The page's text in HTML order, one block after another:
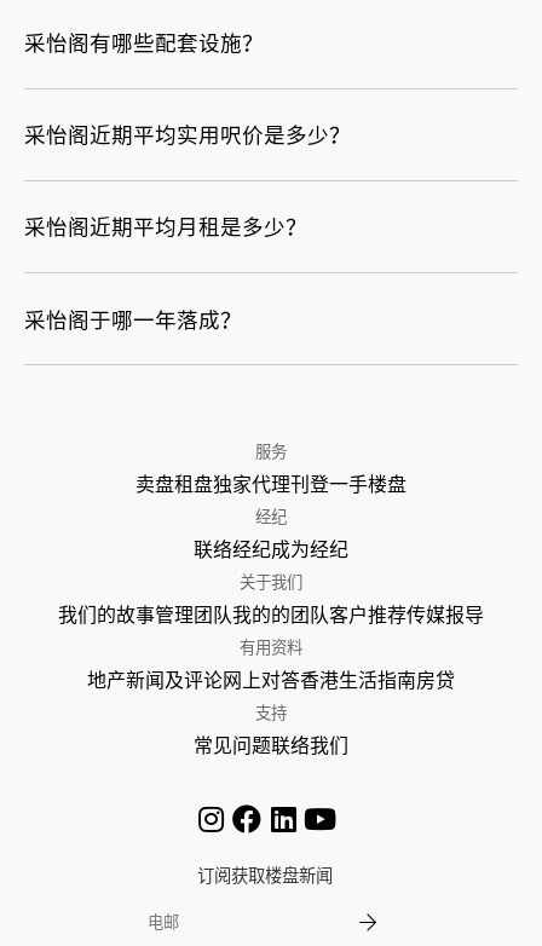
采怡阁有哪些配套设施？
采怡阁近期平均实用呎价是多少？
采怡阁近期平均月租是多少？
采怡阁于哪一年落成？
服务
卖盘租盘独家代理刊登一手楼盘
经纪
联络经纪成为经纪
关于我们
我们的故事管理团队我的的团队客户推荐传媒报导
有用资料
地产新闻及评论网上对答香港生活指南房贷
支持
常见问题联络我们
订阅获取楼盘新闻